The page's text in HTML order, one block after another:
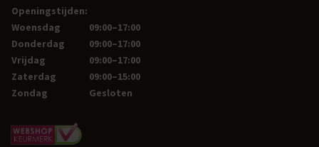
Openingstijden:
Woensdag
09:00–17:00
Donderdag
09:00–17:00
Vrijdag
09:00–17:00
Zaterdag
09:00–15:00
Zondag
Gesloten